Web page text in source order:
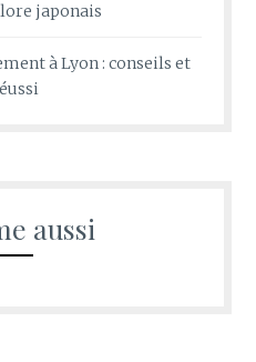
japonais
à Lyon : conseils et
aussi